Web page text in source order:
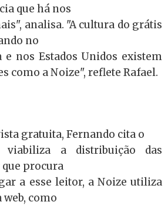
que há nos
analisa. "A cultura do grátis
no
e nos Estados Unidos existem
como a Noize", reflete Rafael.
gratuita, Fernando cita o
viabiliza a distribuição das
procura
a esse leitor, a Noize utiliza
como